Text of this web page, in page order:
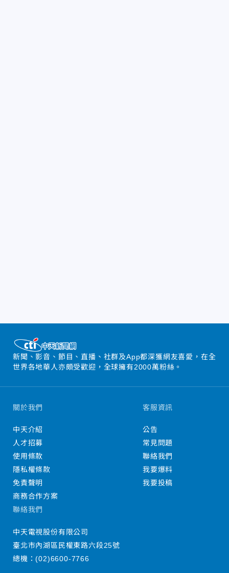
新聞、影音、節目、直播、社群及App都深獲網友喜愛，在全
世界各地華人亦頗受歡迎，全球擁有2000萬粉絲。
關於我們
中天介紹
人才招募
使用條款
隱私權條款
免責聲明
商務合作方案
客服資訊
公告
常見問題
聯絡我們
我要爆料
我要投稿
聯絡我們
中天電視股份有限公司
臺北市內湖區民權東路六段25號
總機：(02)6600-7766